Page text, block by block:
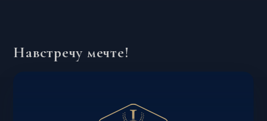
Навстречу мечте!